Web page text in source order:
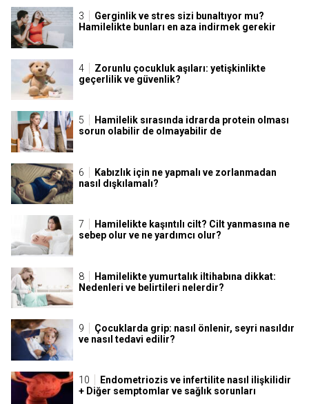
Gerginlik ve stres sizi bunaltıyor mu?
Hamilelikte bunları en aza indirmek gerekir
Zorunlu çocukluk aşıları: yetişkinlikte
geçerlilik ve güvenlik?
Hamilelik sırasında idrarda protein olması
sorun olabilir de olmayabilir de
Kabızlık için ne yapmalı ve zorlanmadan
nasıl dışkılamalı?
Hamilelikte kaşıntılı cilt? Cilt yanmasına ne
sebep olur ve ne yardımcı olur?
Hamilelikte yumurtalık iltihabına dikkat:
Nedenleri ve belirtileri nelerdir?
Çocuklarda grip: nasıl önlenir, seyri nasıldır
ve nasıl tedavi edilir?
Endometriozis ve infertilite nasıl ilişkilidir
+ Diğer semptomlar ve sağlık sorunları